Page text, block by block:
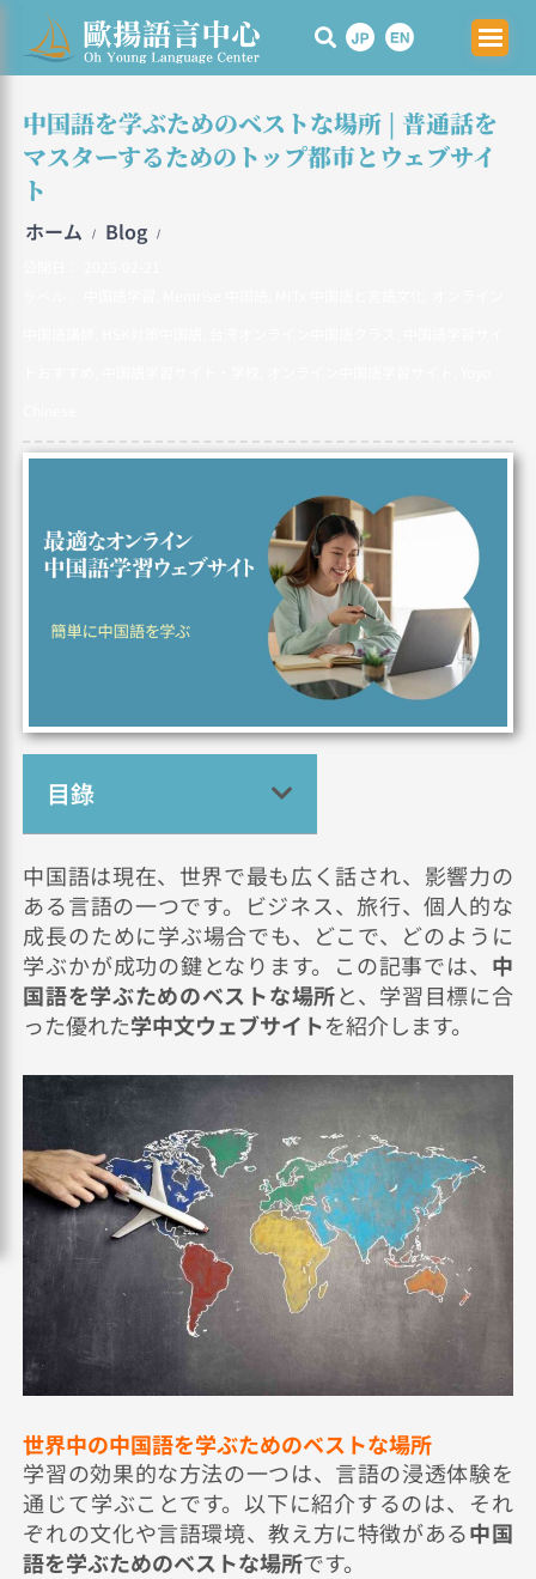
Skip
中国語を学ぶためのベストな場所 | 普通話を
マスターするためのトップ都市とウェブサイ
ト
ホーム / Blog /
目錄
中国語は現在、世界で最も広く話され、影響力の
ある言語の一つです。ビジネス、旅行、個人的な
成長のために学ぶ場合でも、どこで、どのように
学ぶかが成功の鍵となります。この記事では、 中
国語を学ぶためのベストな場所と、学習目標に合
った優れた学中文ウェブサイトを紹介します。
世界中の中国語を学ぶためのベストな場所
学習の効果的な方法の一つは、言語の浸透体験を
通じて学ぶことです。以下に紹介するのは、それ
ぞれの文化や言語環境、教え方に特徴がある中国
語を学ぶためのベストな場所です。